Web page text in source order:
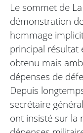
Le sommet de
démonstration
hommage
principal résultat
obtenu mais
dépenses de
Depuis
secrétaire
ont insisté sur la